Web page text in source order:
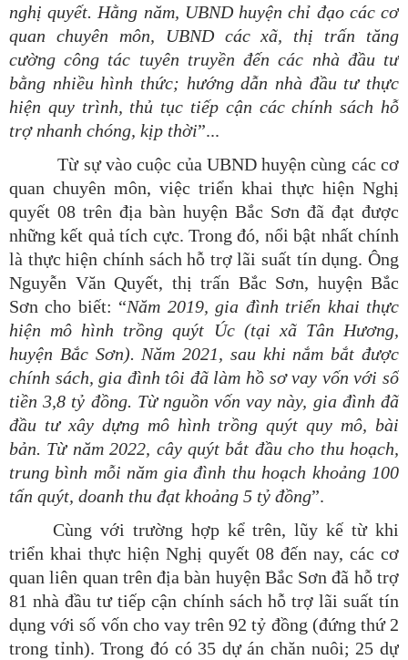
nghị quyết. Hằng năm, UBND huyện chỉ đạo các cơ
quan chuyên môn, UBND các xã, thị trấn tăng
cường công tác tuyên truyền đến các nhà đầu tư
bằng nhiều hình thức; hướng dẫn nhà đầu tư thực
hiện quy trình, thủ tục tiếp cận các chính sách hỗ
trợ nhanh chóng, kịp thời”...
Từ sự vào cuộc của UBND huyện cùng các cơ
quan chuyên môn, việc triển khai thực hiện Nghị
quyết 08 trên địa bàn huyện Bắc Sơn đã đạt được
những kết quả tích cực. Trong đó, nổi bật nhất chính
là thực hiện chính sách hỗ trợ lãi suất tín dụng. Ông
Nguyễn Văn Quyết, thị trấn Bắc Sơn, huyện Bắc
Sơn cho biết: “Năm 2019, gia đình triển khai thực
hiện mô hình trồng quýt Úc (tại xã Tân Hương,
huyện Bắc Sơn). Năm 2021, sau khi nắm bắt được
chính sách, gia đình tôi đã làm hồ sơ vay vốn với số
tiền 3,8 tỷ đồng. Từ nguồn vốn vay này, gia đình đã
đầu tư xây dựng mô hình trồng quýt quy mô, bài
bản. Từ năm 2022, cây quýt bắt đầu cho thu hoạch,
trung bình mỗi năm gia đình thu hoạch khoảng 100
tấn quýt, doanh thu đạt khoảng 5 tỷ đồng”.
Cùng với trường hợp kể trên, lũy kế từ khi
triển khai thực hiện Nghị quyết 08 đến nay, các cơ
quan liên quan trên địa bàn huyện Bắc Sơn đã hỗ trợ
81 nhà đầu tư tiếp cận chính sách hỗ trợ lãi suất tín
dụng với số vốn cho vay trên 92 tỷ đồng (đứng thứ 2
trong tỉnh). Trong đó có 35 dự án chăn nuôi; 25 dự